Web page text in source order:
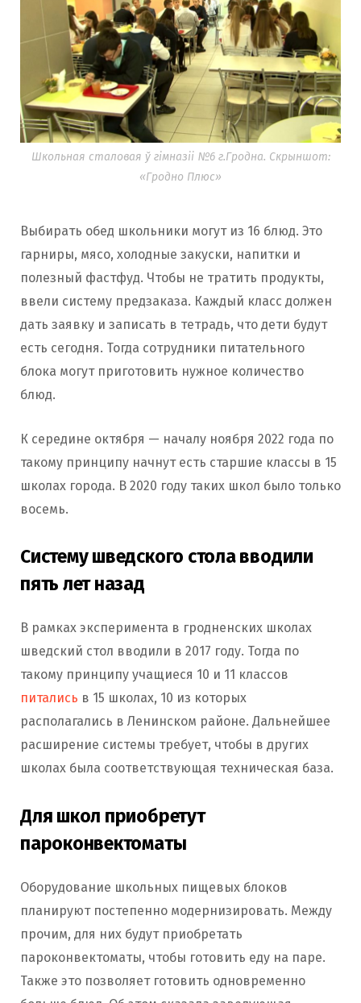
Школьная сталовая ў гімназіі №6 г.Гродна. Скрыншот:
«Гродно Плюс»
Выбирать обед школьники могут из 16 блюд. Это
гарниры, мясо, холодные закуски, напитки и
полезный фастфуд. Чтобы не тратить продукты,
ввели систему предзаказа. Каждый класс должен
дать заявку и записать в тетрадь, что дети будут
есть сегодня. Тогда сотрудники питательного
блока могут приготовить нужное количество
блюд.
К середине октября — началу ноября 2022 года по
такому принципу начнут есть старшие классы в 15
школах города. В 2020 году таких школ было только
восемь.
Систему шведского стола вводили
пять лет назад
В рамках эксперимента в гродненских школах
шведский стол вводили в 2017 году. Тогда по
такому принципу учащиеся 10 и 11 классов
питались в 15 школах, 10 из которых
располагались в Ленинском районе. Дальнейшее
расширение системы требует, чтобы в других
школах была соответствующая техническая база.
Для школ приобретут
пароконвектоматы
Оборудование школьных пищевых блоков
планируют постепенно модернизировать. Между
прочим, для них будут приобретать
пароконвектоматы, чтобы готовить еду на паре.
Также это позволяет готовить одновременно